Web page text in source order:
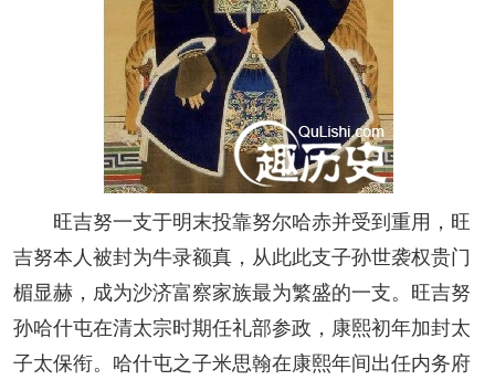
旺吉努一支于明末投靠努尔哈赤并受到重用，旺
吉努本人被封为牛录额真，从此此支子孙世袭权贵门
楣显赫，成为沙济富察家族最为繁盛的一支。旺吉努
孙哈什屯在清太宗时期任礼部参政，康熙初年加封太
子太保衔。哈什屯之子米思翰在康熙年间出任内务府